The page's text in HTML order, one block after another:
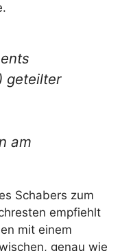
geteilter
am
Schabers zum
empfiehlt
mit einem
genau wie